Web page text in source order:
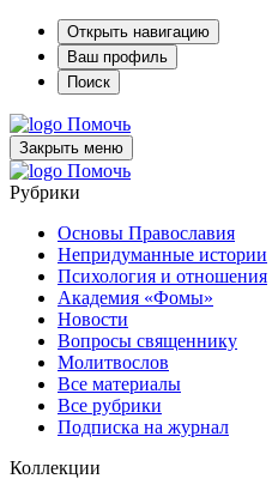
Открыть навигацию
Ваш профиль
Поиск
Помочь
Закрыть меню
Помочь
Рубрики
Основы Православия
Непридуманные истории
Психология и отношения
Академия «Фомы»
Новости
Вопросы священнику
Молитвослов
Все материалы
Все рубрики
Подписка на журнал
Коллекции